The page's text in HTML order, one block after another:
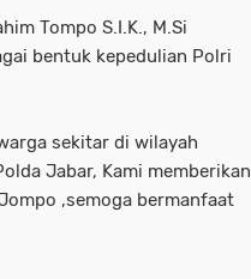
Tompo S.I.K., M.Si
bentuk kepedulian Polri
sekitar di wilayah
Jabar, Kami memberikan
,semoga bermanfaat